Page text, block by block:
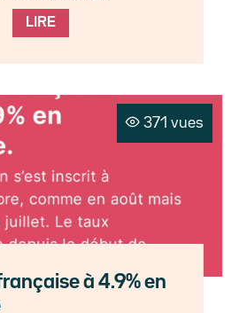
LIRE
371 vues
à 4.9% en